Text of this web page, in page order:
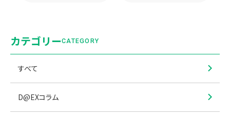
カテゴリーCATEGORY
すべて
D@EXコラム